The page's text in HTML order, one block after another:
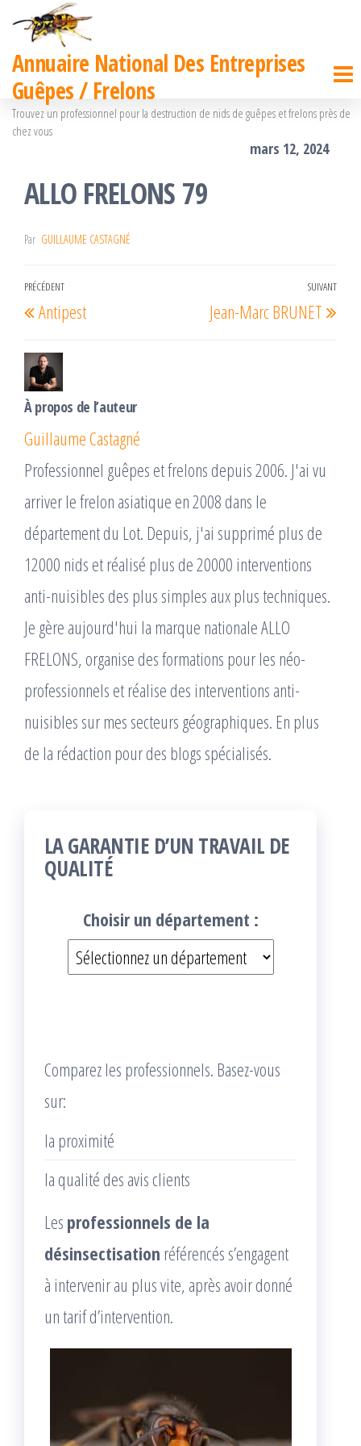
Passer
contenu
Annuaire National Des Entreprises
Guêpes / Frelons
Trouvez un professionnel pour la destruction de nids de guêpes et frelons près de
chez vous
mars 12, 2024
ALLO FRELONS 79
Par GUILLAUME CASTAGNÉ
Navigation
de
Article
précédent
PRÉCÉDENT
Antipest
SUIVANT
Jean-Marc BRUNET
À propos de l’auteur
Guillaume Castagné
Professionnel guêpes et frelons depuis 2006. J'ai vu
arriver le frelon asiatique en 2008 dans le
département du Lot. Depuis, j'ai supprimé plus de
12000 nids et réalisé plus de 20000 interventions
anti-nuisibles des plus simples aux plus techniques.
Je gère aujourd'hui la marque nationale ALLO
FRELONS, organise des formations pour les néo-
professionnels et réalise des interventions anti-
nuisibles sur mes secteurs géographiques. En plus
de la rédaction pour des blogs spécialisés.
LA GARANTIE D’UN TRAVAIL DE
QUALITÉ
Choisir un département :
Comparez les professionnels. Basez-vous
sur:
la proximité
la qualité des avis clients
Les professionnels de la
désinsectisation référencés s’engagent
à intervenir au plus vite, après avoir donné
un tarif d’intervention.